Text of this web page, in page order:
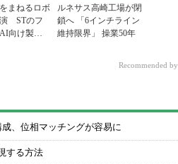
まねるロボ
STのフ
向け製品
ルネサス高崎工場が閉
鎖へ 「6インチライン
維持限界」 操業50年
Recommended by
、位相マッチングが容易に
する方法